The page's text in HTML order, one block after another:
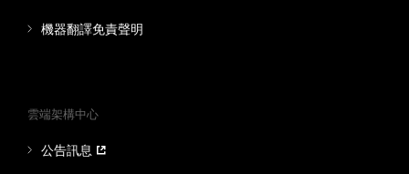
機器翻譯免責聲明
雲端架構中心
公告訊息